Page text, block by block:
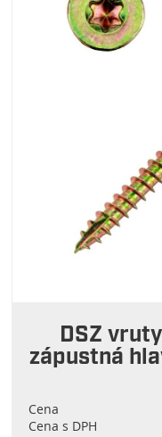
DSZ
zápustná
Cena
Cena s DPH